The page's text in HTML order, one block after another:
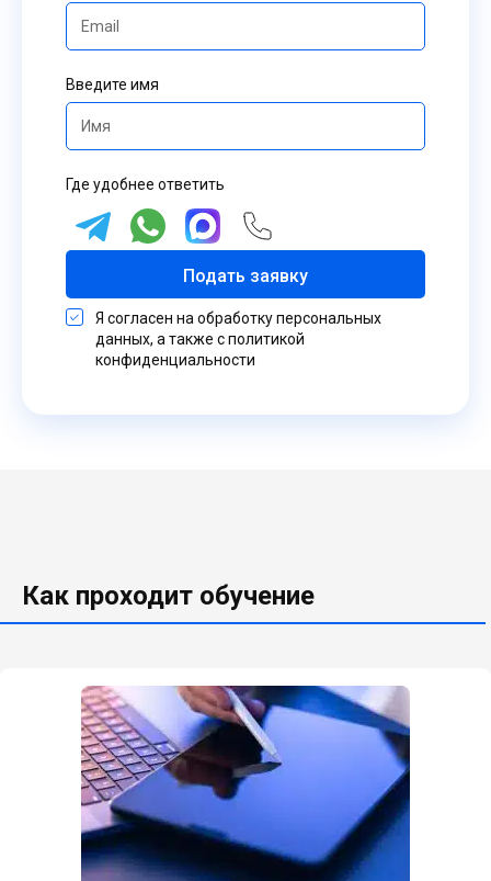
Введите имя
Где удобнее ответить
Подать заявку
Я согласен на обработку персональных
данных, а также с политикой
конфиденциальности
Как проходит обучение